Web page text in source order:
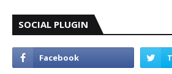
SOCIAL PLUGIN